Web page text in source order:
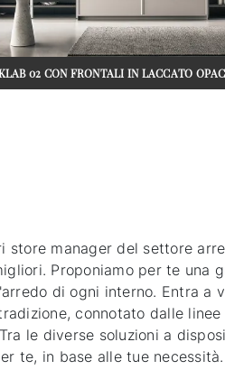
02 CON FRONTALI IN LACCATO
manager del settore
Proponiamo per te
di ogni interno. Entra
connotato dalle
le diverse soluzioni a
te, in base alle tue necessità.